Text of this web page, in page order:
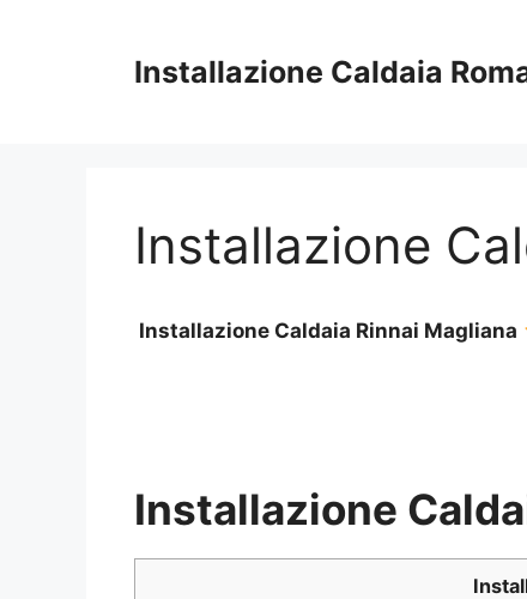
Installazione Caldaia
Installazione
Installazione Caldaia Rinnai Magliana
Installazione